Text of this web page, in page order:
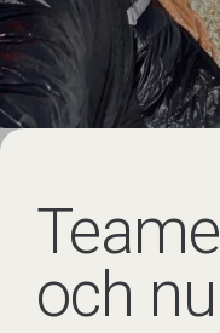
och nu